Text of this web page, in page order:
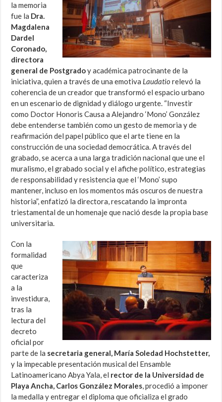
la memoria
fue la Dra.
Magdalena
Dardel
Coronado,
directora
general de Postgradoy académica patrocinante de la
iniciativa, quien a través de una emotiva Laudatio relevó la
coherencia de un creador que transformó el espacio urbano
en un escenario de dignidad y diálogo urgente. “Investir
como Doctor Honoris Causa a Alejandro ‘Mono’ González
debe entenderse también como un gesto de memoria y de
reafirmación del papel público que el arte tiene en la
construcción de una sociedad democrática. A través del
grabado, se acerca a una larga tradición nacional que une el
muralismo, el grabado social y el afiche político, estrategias
de responsabilidad y resistencia que el ‘Mono’ supo
mantener, incluso en los momentos más oscuros de nuestra
historia”, enfatizó la directora, rescatando la impronta
triestamental de un homenaje que nació desde la propia base
universitaria.
Con la
formalidad
que
caracteriza
a la
investidura,
tras la
lectura del
decreto
oficial por
parte de la secretaria general, María Soledad Hochstetter,
y la impecable presentación musical del Ensamble
Latinoamericano Abya Yala, el rector de la Universidad de
Playa Ancha, Carlos González Morales, procedió a imponer
la medalla y entregar el diploma que oficializa el grado